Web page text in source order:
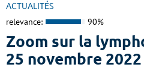
ACTUALITÉS
relevance: 90%
Zoom sur la
25 novembre